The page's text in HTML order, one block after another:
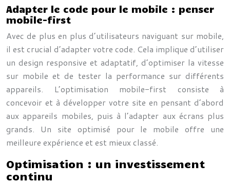
Adapter le code pour le mobile : penser
mobile-first
Avec de plus en plus d’utilisateurs naviguant sur mobile,
il est crucial d’adapter votre code. Cela implique d’utiliser
un design responsive et adaptatif, d’optimiser la vitesse
sur mobile et de tester la performance sur différents
appareils. L’optimisation mobile-first consiste à
concevoir et à développer votre site en pensant d’abord
aux appareils mobiles, puis à l’adapter aux écrans plus
grands. Un site optimisé pour le mobile offre une
meilleure expérience et est mieux classé.
Optimisation : un investissement
continu